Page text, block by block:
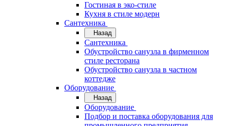
Гостиная в эко-стиле
Кухня в стиле модерн
Сантехника
Назад
Сантехника
Обустройство санузла в фирменном
стиле ресторана
Обустройство санузла в частном
коттедже
Оборудование
Назад
Оборудование
Подбор и поставка оборудования для